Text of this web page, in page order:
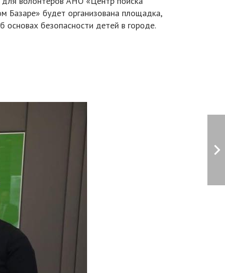
будет организована площадка,
безопасности детей в городе.